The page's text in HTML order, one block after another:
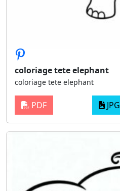
coloriage tete elephant
coloriage tete elephant
PDF JPG